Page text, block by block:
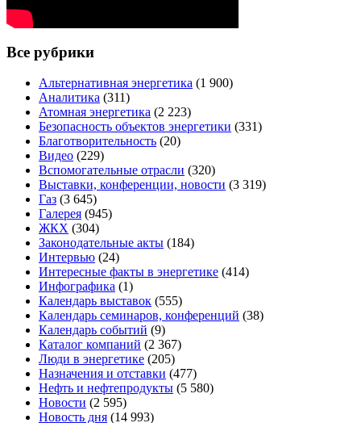
Все рубрики
Альтернативная энергетика (1 900)
Аналитика (311)
Атомная энергетика (2 223)
Безопасность объектов энергетики (331)
Благотворительность (20)
Видео (229)
Вспомогательные отрасли (320)
Выставки, конференции, новости (3 319)
Газ (3 645)
Галерея (945)
ЖКХ (304)
Законодательные акты (184)
Интервью (24)
Интересные факты в энергетике (414)
Инфографика (1)
Календарь выставок (555)
Календарь семинаров, конференций (38)
Календарь событий (9)
Каталог компаний (2 367)
Люди в энергетике (205)
Назначения и отставки (477)
Нефть и нефтепродукты (5 580)
Новости (2 595)
Новость дня (14 993)